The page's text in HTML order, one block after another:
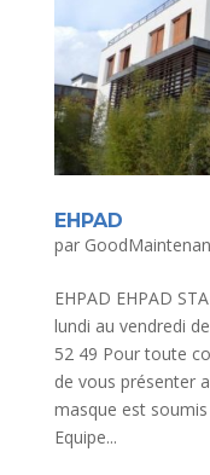
EHPAD
par
EHPAD EHPAD
lundi au vendredi
52 49 Pour toute
de vous présenter
masque est
Equipe...